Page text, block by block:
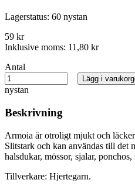
Lagerstatus: 60 nystan
59 kr
Inklusive moms: 11,80 kr
Antal
nystan
Lägg i
Beskrivning
Armoia är otroligt mjukt och
Slitstark och kan användas till det
halsdukar, mössor, sjalar,
Tillverkare: Hjertegarn.